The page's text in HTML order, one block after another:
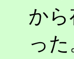
か
っ